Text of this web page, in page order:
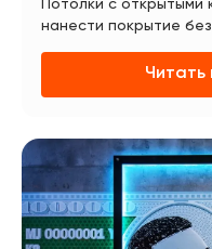
Потолки с открытыми
нанести покрытие
Читать